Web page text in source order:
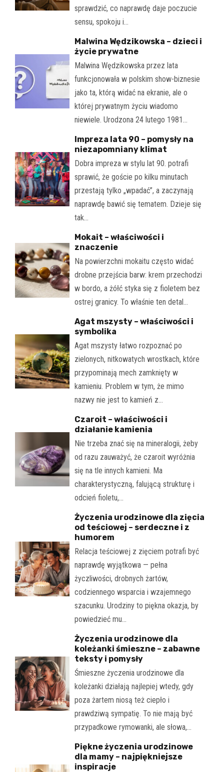
sprawdzić, co naprawdę daje poczucie
sensu, spokoju i…
Malwina Wędzikowska – dzieci i
życie prywatne
Malwina Wędzikowska przez lata
funkcjonowała w polskim show-biznesie
jako ta, którą widać na ekranie, ale o
której prywatnym życiu wiadomo
niewiele. Urodzona 24 lutego 1981…
Impreza lata 90 – pomysły na
niezapomniany klimat
Dobra impreza w stylu lat 90. potrafi
sprawić, że goście po kilku minutach
przestają tylko „wpadać”, a zaczynają
naprawdę bawić się tematem. Dzieje się
tak…
Mokait – właściwości i
znaczenie
Na powierzchni mokaitu często widać
drobne przejścia barw: krem przechodzi
w bordo, a żółć styka się z fioletem bez
ostrej granicy. To właśnie ten detal…
Agat mszysty – właściwości i
symbolika
Agat mszysty łatwo rozpoznać po
zielonych, nitkowatych wrostkach, które
przypominają mech zamknięty w
kamieniu. Problem w tym, że mimo
nazwy nie jest to kamień z…
Czaroit – właściwości i
działanie kamienia
Nie trzeba znać się na mineralogii, żeby
od razu zauważyć, że czaroit wyróżnia
się na tle innych kamieni. Ma
charakterystyczną, falującą strukturę i
odcień fioletu,…
Życzenia urodzinowe dla zięcia
od teściowej – serdeczne i z
humorem
Relacja teściowej z zięciem potrafi być
naprawdę wyjątkowa — pełna
życzliwości, drobnych żartów,
codziennego wsparcia i wzajemnego
szacunku. Urodziny to piękna okazja, by
powiedzieć mu…
Życzenia urodzinowe dla
koleżanki śmieszne – zabawne
teksty i pomysły
Śmieszne życzenia urodzinowe dla
koleżanki działają najlepiej wtedy, gdy
poza żartem niosą też ciepło i
prawdziwą sympatię. To nie mają być
przypadkowe rymowanki, ale słowa,…
Piękne życzenia urodzinowe
dla mamy – najpiękniejsze
inspiracje